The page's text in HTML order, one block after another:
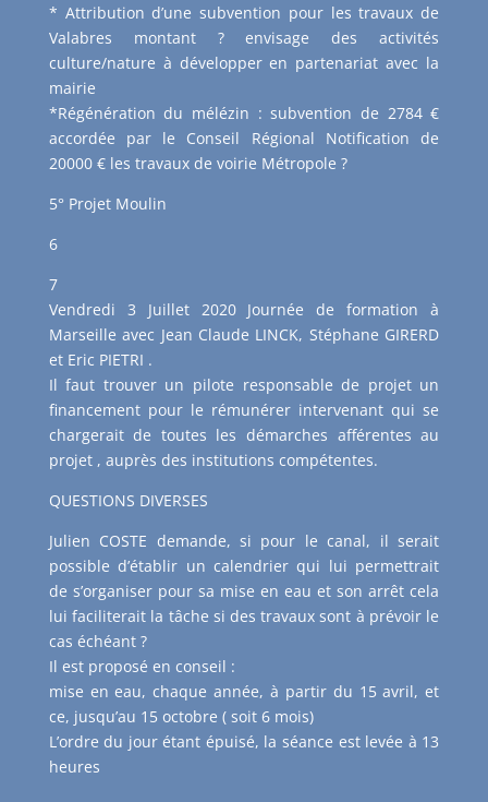
* Attribution d’une subvention pour les travaux de
Valabres montant ? envisage des activités
culture/nature à développer en partenariat avec la
mairie
*Régénération du mélézin : subvention de 2784 €
accordée par le Conseil Régional Notification de
20000 € les travaux de voirie Métropole ?
5° Projet Moulin
6
7
Vendredi 3 Juillet 2020 Journée de formation à
Marseille avec Jean Claude LINCK, Stéphane GIRERD
et Eric PIETRI .
Il faut trouver un pilote responsable de projet un
financement pour le rémunérer intervenant qui se
chargerait de toutes les démarches afférentes au
projet , auprès des institutions compétentes.
QUESTIONS DIVERSES
Julien COSTE demande, si pour le canal, il serait
possible d’établir un calendrier qui lui permettrait
de s’organiser pour sa mise en eau et son arrêt cela
lui faciliterait la tâche si des travaux sont à prévoir le
cas échéant ?
Il est proposé en conseil :
mise en eau, chaque année, à partir du 15 avril, et
ce, jusqu’au 15 octobre ( soit 6 mois)
L’ordre du jour étant épuisé, la séance est levée à 13
heures